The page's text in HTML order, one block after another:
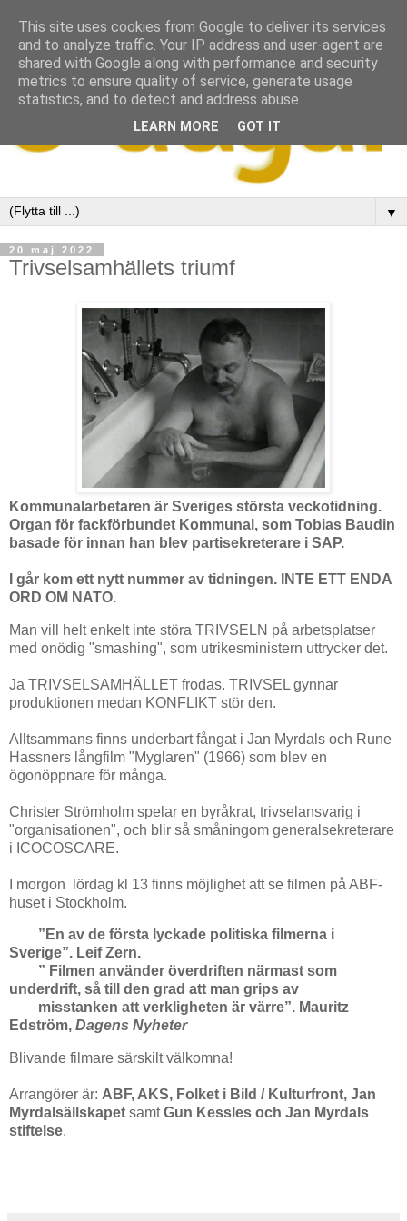
▼
20 maj 2022
Trivselsamhällets triumf
Kommunalarbetaren är Sveriges största veckotidning.
Organ för fackförbundet Kommunal, som Tobias Baudin
basade för innan han blev partisekreterare i SAP.
I går kom ett nytt nummer av tidningen. INTE ETT ENDA
ORD OM NATO.
Man vill helt enkelt inte störa TRIVSELN på arbetsplatser
med onödig "smashing", som utrikesministern uttrycker det.
Ja TRIVSELSAMHÄLLET frodas. TRIVSEL gynnar
produktionen medan KONFLIKT stör den.
Alltsammans finns underbart fångat i Jan Myrdals och Rune
Hassners långfilm "Myglaren" (1966) som blev en
ögonöppnare för många.
Christer Strömholm spelar en byråkrat, trivselansvarig i
"organisationen", och blir så småningom generalsekreterare
i ICOCOSCARE.
I morgon lördag kl 13 finns möjlighet att se filmen på ABF-
huset i Stockholm.
”En av de första lyckade politiska filmerna i
Sverige”. Leif Zern.
” Filmen använder överdriften närmast som
underdrift, så till den grad att man grips av
misstanken att verkligheten är värre”. Mauritz
Edström, Dagens Nyheter
Blivande filmare särskilt välkomna!
Arrangörer är: ABF, AKS, Folket i Bild / Kulturfront, Jan
Myrdalsällskapet samtGun Kessles och Jan Myrdals
stiftelse.
This site uses cookies from Google to deliver its services
and to analyze traffic. Your IP address and user-agent are
shared with Google along with performance and security
metrics to ensure quality of service, generate usage
statistics, and to detect and address abuse.
LEARN MORE GOT IT